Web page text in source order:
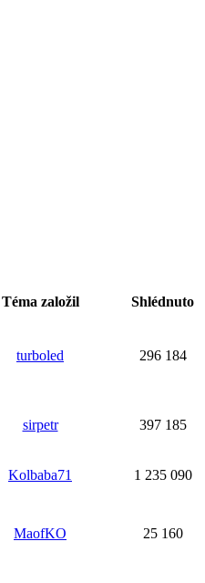
Téma založil Shlédnuto
turboled 296 184
sirpetr 397 185
Kolbaba71 1 235 090
MaofKO 25 160